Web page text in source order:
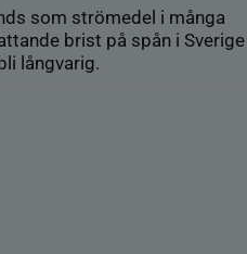
som strömedel i många
brist på spån i Sverige
långvarig.